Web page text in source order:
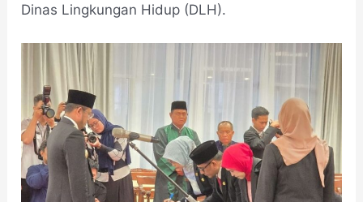
Dinas Lingkungan Hidup (DLH).